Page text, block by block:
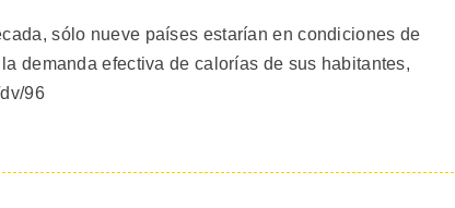
sólo nueve países estarían en condiciones de
demanda efectiva de calorías de sus habitantes,
96